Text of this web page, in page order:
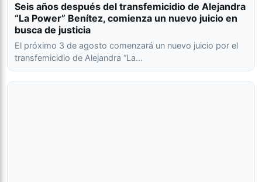
Seis años después del transfemicidio de Alejandra
“La Power” Benítez, comienza un nuevo juicio en
busca de justicia
El próximo 3 de agosto comenzará un nuevo juicio por el
transfemicidio de Alejandra “La…